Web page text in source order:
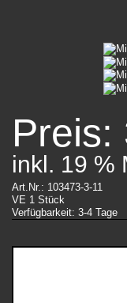
Preis:
inkl. 19 %
Art.Nr.: 103473-3-11
VE 1 Stück
Verfügbarkeit: 3-4 Tage